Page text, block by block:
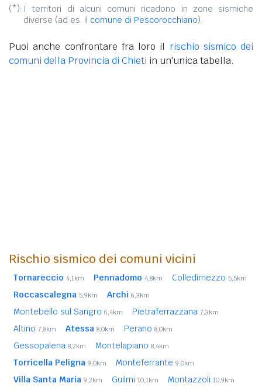
(*): I territori di alcuni comuni ricadono in zone sismiche
diverse (ad es. il comune di Pescorocchiano).
Puoi anche confrontare fra loro il rischio sismico dei
comuni della Provincia di Chieti in un'unica tabella.
Rischio sismico dei comuni vicini
Tornareccio 4,1km Pennadomo 4,8km Colledimezzo 5,5km
Roccascalegna 5,9km Archi 6,3km
Montebello sul Sangro 6,4km Pietraferrazzana 7,3km
Altino 7,8km Atessa 8,0km Perano 8,0km
Gessopalena 8,2km Montelapiano 8,4km
Torricella Peligna 9,0km Monteferrante 9,0km
Villa Santa Maria 9,2km Guilmi 10,1km Montazzoli 10,9km